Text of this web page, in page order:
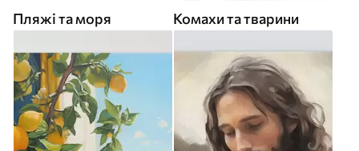
Пляжі та моря Комахи та тварини